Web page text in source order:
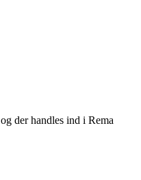
der handles ind i Rema